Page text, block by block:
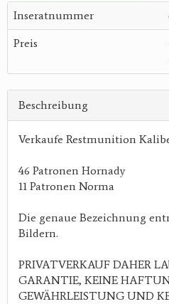
Inseratnummer
Preis
Beschreibung
Verkaufe Restmunition
46 Patronen Hornady
11 Patronen Norma
Die genaue Bezeichnung
Bildern.
PRIVATVERKAUF DAHER
GARANTIE, KEINE
GEWÄHRLEISTUNG UND